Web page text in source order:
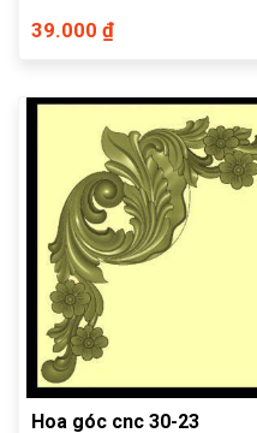
39.000 ₫
Hoa góc cnc 30-23